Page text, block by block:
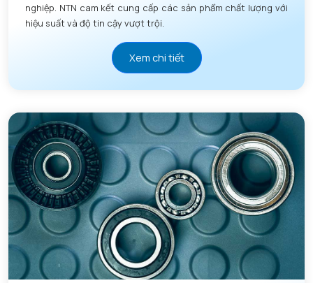
nghiệp. NTN cam kết cung cấp các sản phẩm chất lượng với
hiệu suất và độ tin cậy vượt trội.
Xem chi tiết